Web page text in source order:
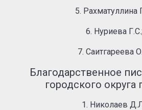
5. Рахматуллина
6. Нуриева
7. Саитгареева
Благодарственное
городского округа
1. Николаев